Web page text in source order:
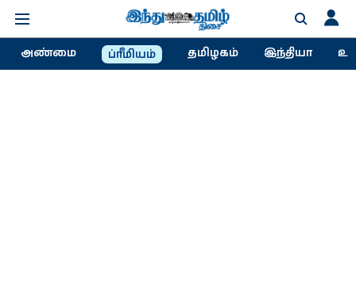
அண்மை ப்ரீமியம் தமிழகம் இந்தியா